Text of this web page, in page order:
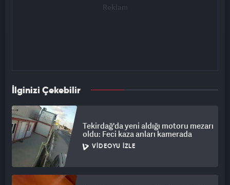
kızarmıyor mu? Yalan söylüyorsun" gibi yakışıksız ifadeler de
Önüne, arkasına, arasına hiçbir şey sıkıştırmaya tenezzül
İlginizi Çekebilir
Tekirdağ'da yeni aldığı motoru mezarı
oldu: Feci kaza anları kamerada
VIDEOYU İZLE